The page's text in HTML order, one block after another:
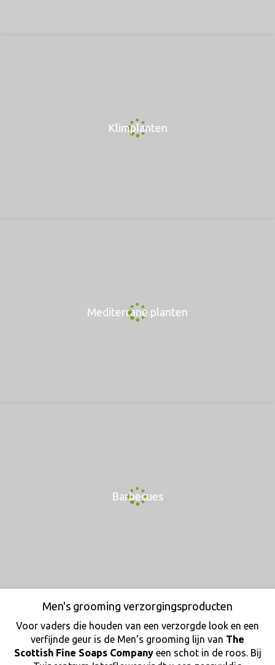
Klimplanten
Mediterrane planten
Barbecues
Men's grooming verzorgingsproducten
Voor vaders die houden van een verzorgde look en een
verfijnde geur is de Men’s grooming lijn van The
Scottish Fine Soaps Companyeen schot in de roos. Bij